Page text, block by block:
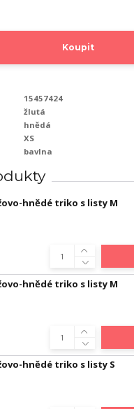
Koupit
15457424
žlutá
hnědá
XS
bavlna
hnědé triko s listy M
hnědé triko s listy M
hnědé triko s listy S